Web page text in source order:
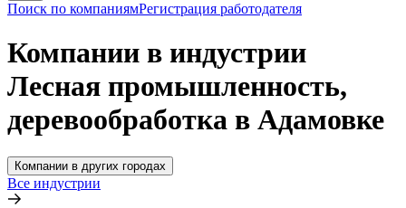
Поиск по компаниямРегистрация работодателя
Компании в индустрии
Лесная промышленность,
деревообработка в Адамовке
Компании в других городах
Все индустрии